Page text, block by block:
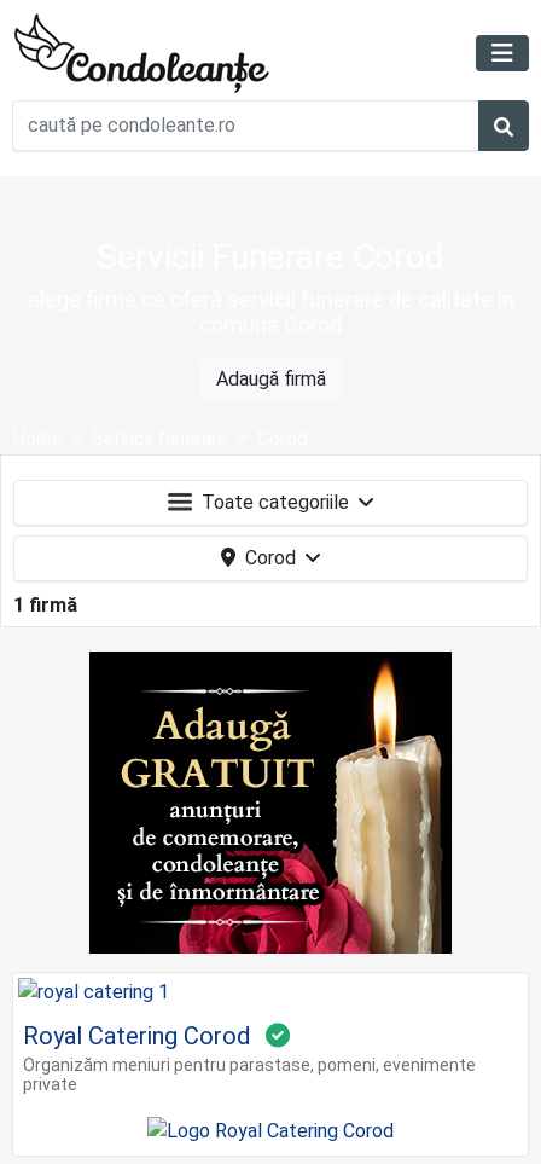
Adaugă firmă
1 firmă
Royal Catering Corod
Organizăm meniuri pentru parastase, pomeni, evenimente
private